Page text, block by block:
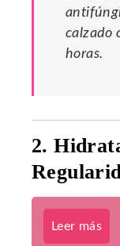
calzado
horas.
2.
Leer más